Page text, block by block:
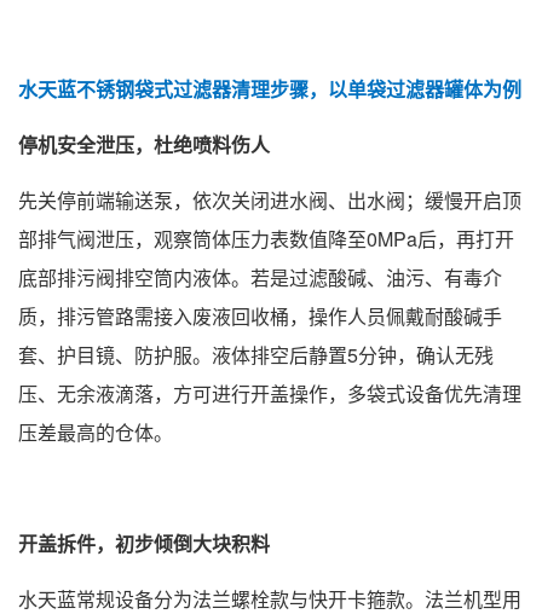
水天蓝不锈钢袋式过滤器清理步骤，以单袋过滤器罐体为例
停机安全泄压，杜绝喷料伤人
先关停前端输送泵，依次关闭进水阀、出水阀；缓慢开启顶
部排气阀泄压，观察筒体压力表数值降至0MPa后，再打开
底部排污阀排空筒内液体。若是过滤酸碱、油污、有毒介
质，排污管路需接入废液回收桶，操作人员佩戴耐酸碱手
套、护目镜、防护服。液体排空后静置5分钟，确认无残
压、无余液滴落，方可进行开盖操作，多袋式设备优先清理
压差最高的仓体。
开盖拆件，初步倾倒大块积料
水天蓝常规设备分为法兰螺栓款与快开卡箍款。法兰机型用